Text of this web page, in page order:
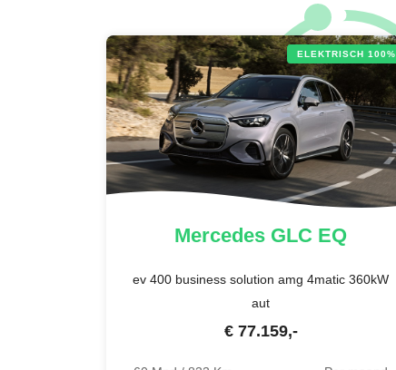
ELEKTRISCH 100%
Mercedes GLC EQ
ev 400 business solution amg 4matic 360kW
aut
€ 77.159,-